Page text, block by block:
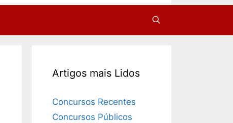
Artigos mais Lidos
Concursos Recentes
Concursos Públicos